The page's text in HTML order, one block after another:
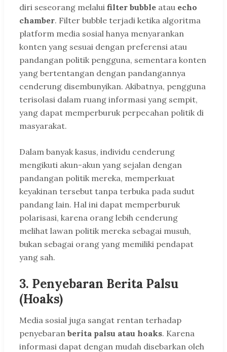
diri seseorang melalui filter bubble atau echo
chamber. Filter bubble terjadi ketika algoritma
platform media sosial hanya menyarankan
konten yang sesuai dengan preferensi atau
pandangan politik pengguna, sementara konten
yang bertentangan dengan pandangannya
cenderung disembunyikan. Akibatnya, pengguna
terisolasi dalam ruang informasi yang sempit,
yang dapat memperburuk perpecahan politik di
masyarakat.
Dalam banyak kasus, individu cenderung
mengikuti akun-akun yang sejalan dengan
pandangan politik mereka, memperkuat
keyakinan tersebut tanpa terbuka pada sudut
pandang lain. Hal ini dapat memperburuk
polarisasi, karena orang lebih cenderung
melihat lawan politik mereka sebagai musuh,
bukan sebagai orang yang memiliki pendapat
yang sah.
3. Penyebaran Berita Palsu
(Hoaks)
Media sosial juga sangat rentan terhadap
penyebaran berita palsu atau hoaks. Karena
informasi dapat dengan mudah disebarkan oleh